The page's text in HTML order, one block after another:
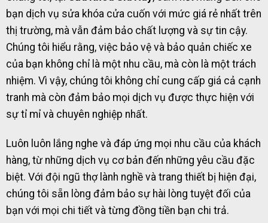
bạn dịch vụ sửa khóa cửa cuốn với mức giá rẻ nhất trên
thị trường, mà vẫn đảm bảo chất lượng và sự tin cậy.
Chúng tôi hiểu rằng, việc bảo vệ và bảo quản chiếc xe
của bạn không chỉ là một nhu cầu, mà còn là một trách
nhiệm. Vì vậy, chúng tôi không chỉ cung cấp giá cả cạnh
tranh mà còn đảm bảo mọi dịch vụ được thực hiện với
sự tỉ mỉ và chuyên nghiệp nhất.
Luôn luôn lắng nghe và đáp ứng mọi nhu cầu của khách
hàng, từ những dịch vụ cơ bản đến những yêu cầu đặc
biệt. Với đội ngũ thợ lành nghề và trang thiết bị hiện đại,
chúng tôi sẵn lòng đảm bảo sự hài lòng tuyệt đối của
bạn với mọi chi tiết và từng đồng tiền bạn chi trả.